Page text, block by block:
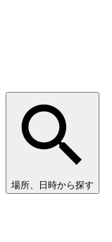
場所、日時から探す